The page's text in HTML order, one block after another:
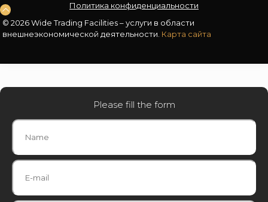
Политика конфиденциальности
© 2026 Wide Trading Facilities – услуги в области
внешнеэкономической деятельности. Карта сайта
Please fill the form